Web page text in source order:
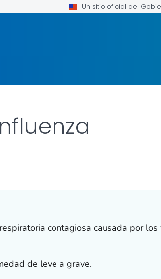
Un sitio oficial del
contagiosa causada por los
de leve a grave.